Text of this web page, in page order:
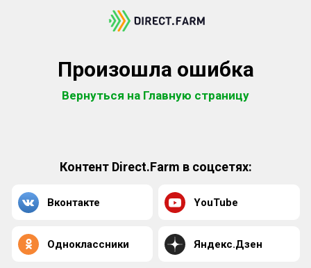
Произошла ошибка
Вернуться на Главную страницу
Контент Direct.Farm в соцсетях:
Вконтакте YouTube
Одноклассники Яндекс.Дзен